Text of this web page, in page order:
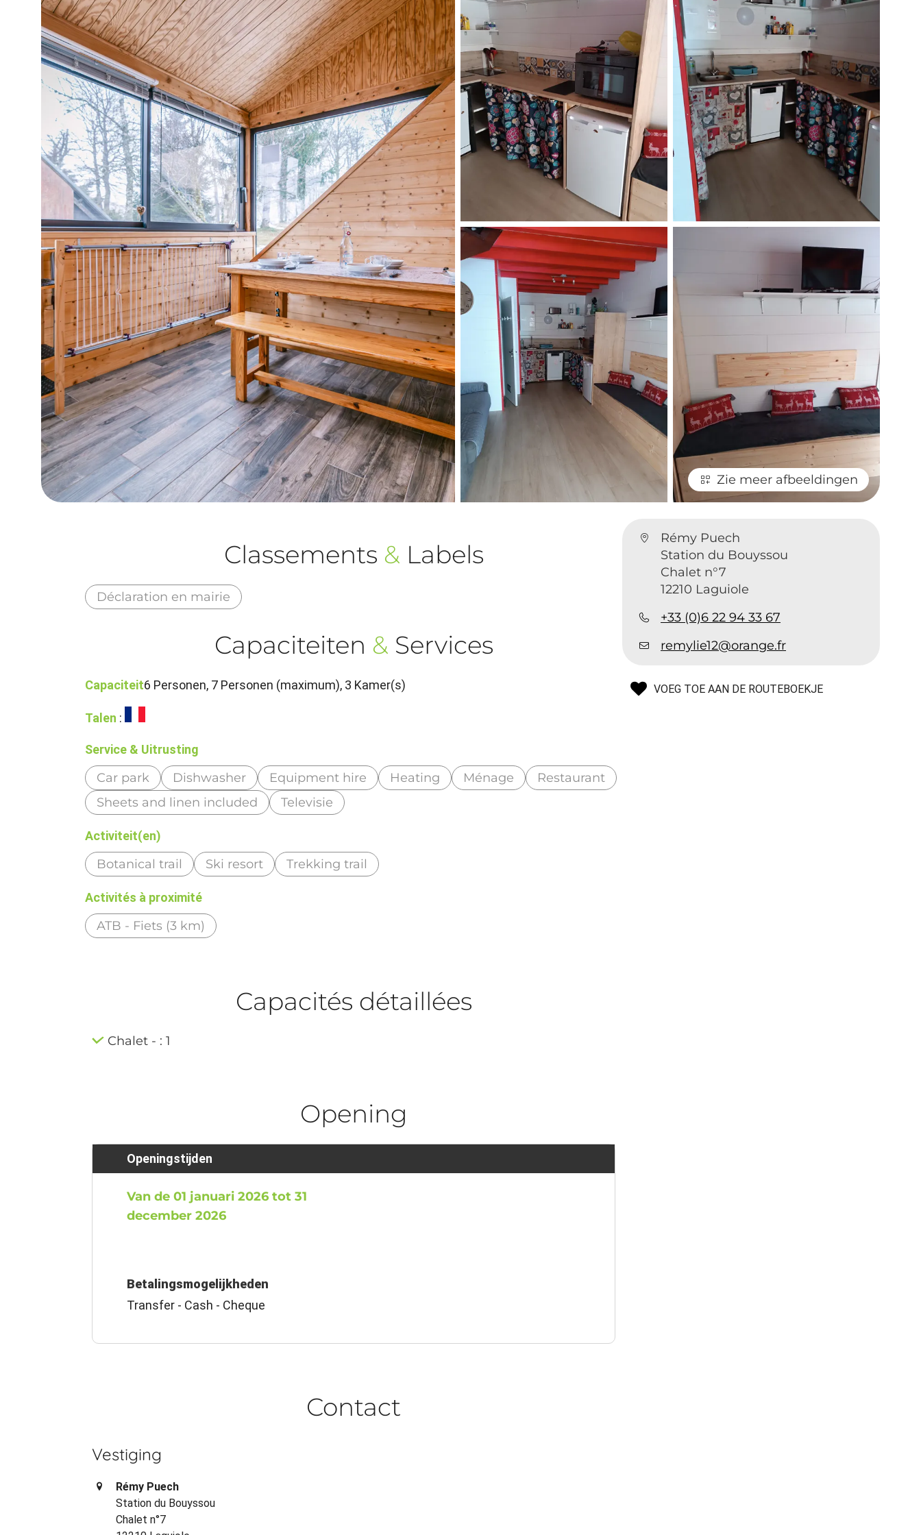
Zie meer afbeeldingen
Rémy Puech
Station du Bouyssou
Chalet n°7
12210 Laguiole
+33 (0)6 22 94 33 67
remylie12@orange.fr
VOEG TOE AAN DE ROUTEBOEKJE
Classements & Labels
Déclaration en mairie
Capaciteiten & Services
Capaciteit6 Personen, 7 Personen (maximum), 3 Kamer(s)
Talen :
Service & Uitrusting
Car park Dishwasher Equipment hire Heating Ménage
Restaurant
Sheets and linen included
Televisie
Activiteit(en)
Botanical trail Ski resort Trekking trail
Activités à proximité
ATB - Fiets (3 km)
Capacités détaillées
Chalet - : 1
Opening
Openingstijden
Van de 01 januari 2026 tot 31
december 2026
Betalingsmogelijkheden
Transfer - Cash - Cheque
Contact
Vestiging
Rémy Puech
Station du Bouyssou
Chalet n°7